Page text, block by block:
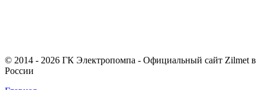
© 2014 - 2026 ГК Электропомпа - Официальный сайт Zilmet в
России